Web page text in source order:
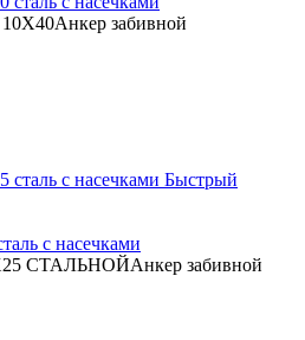
забивной
Быстрый
с насечками
СТАЛЬНОЙАнкер забивной